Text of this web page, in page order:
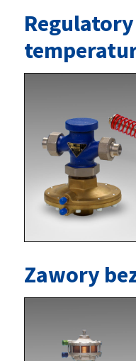
Zawory